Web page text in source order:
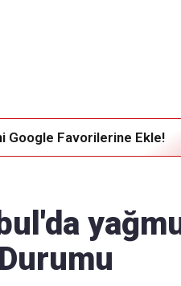
Google Favorilerine Ekle!